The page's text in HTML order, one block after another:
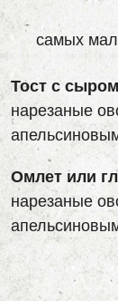
самых
Тост с
нарезаные
Омлет или
нарезаные